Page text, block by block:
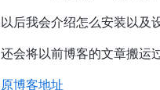
以后我会介绍怎么安装以及
还会将以前博客的文章搬运
原博客地址